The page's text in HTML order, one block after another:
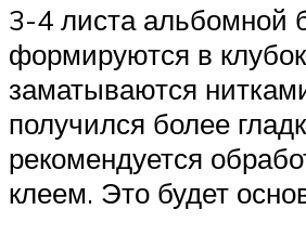
3-4 листа альбомной
формируются в
заматываются
получился более
рекомендуется
клеем. Это будет